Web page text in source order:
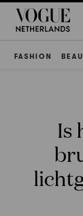
FASHION
Is